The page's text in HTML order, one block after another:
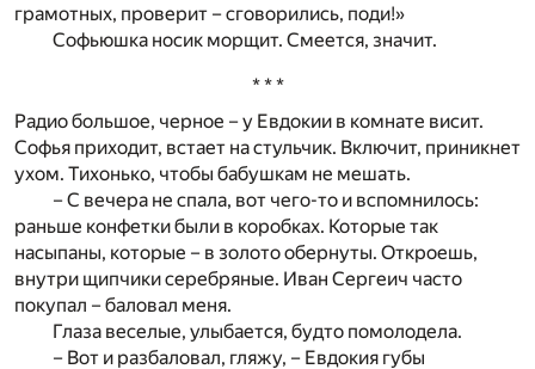
грамотных, проверит – сговорились, поди!»
Софьюшка носик морщит. Смеется, значит.
* * *
Радио большое, черное – у Евдокии в комнате висит.
Софья приходит, встает на стульчик. Включит, приникнет
ухом. Тихонько, чтобы бабушкам не мешать.
– С вечера не спала, вот чего-то и вспомнилось:
раньше конфетки были в коробках. Которые так
насыпаны, которые – в золото обернуты. Откроешь,
внутри щипчики серебряные. Иван Сергеич часто
покупал – баловал меня.
Глаза веселые, улыбается, будто помолодела.
– Вот и разбаловал, гляжу, – Евдокия губы